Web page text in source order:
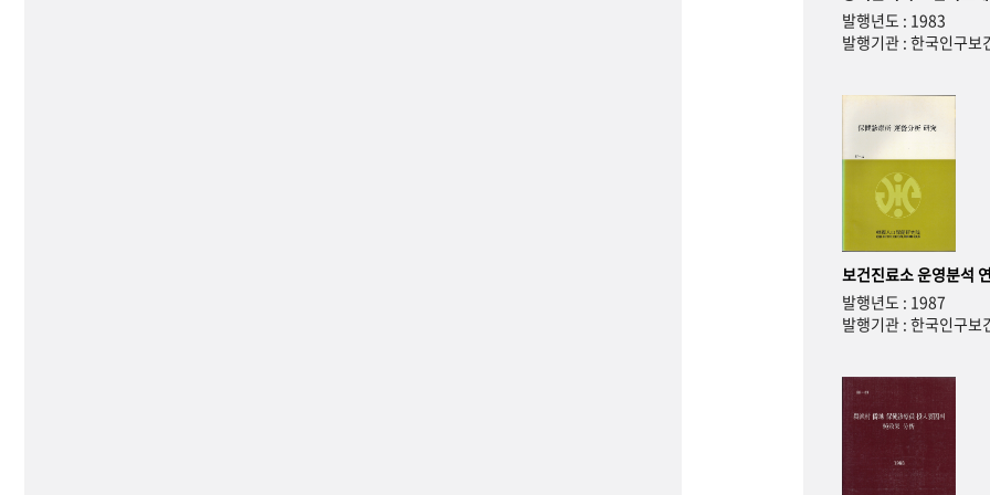
발행년도 : 1983
발행기관 : 한국인구보
보건진료소 운영분석
발행년도 : 1987
발행기관 : 한국인구보